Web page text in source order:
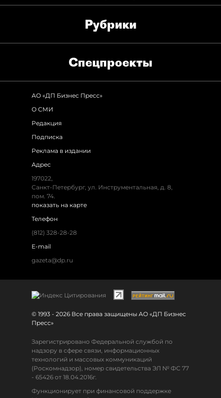
Рубрики
Спец­проекты
АО «ДП Бизнес Пресс»
О СМИ
Редакция
Подписка
Реклама в издании
Адрес
197022,
Санкт-Петербург, ул. Инструментальная, д. 8,
пом. 74.
показать на карте
Телефон
(812) 328-28-28
E-mail
gazeta@dp.ru
© 1993 - 2026 Все права защищены АО «ДП Бизнес
Пресс»
Зарегистрировано Федеральной службой по
надзору в сфере связи, информационных
технологий и массовых коммуникаций
(Роскомнадзор), номер свидетельства ЭЛ № ФС 77
- 65426 от 18.04.2016г.
Функционирует при финансовой поддержке